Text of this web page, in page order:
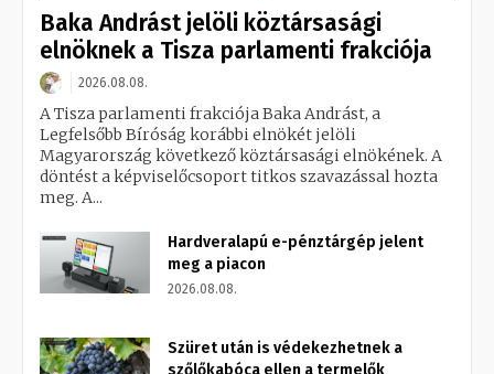
Baka Andrást jelöli köztársasági
elnöknek a Tisza parlamenti frakciója
2026.08.08.
A Tisza parlamenti frakciója Baka Andrást, a
Legfelsőbb Bíróság korábbi elnökét jelöli
Magyarország következő köztársasági elnökének. A
döntést a képviselőcsoport titkos szavazással hozta
meg. A...
Hardveralapú e-pénztárgép jelent
meg a piacon
2026.08.08.
Szüret után is védekezhetnek a
szőlőkabóca ellen a termelők